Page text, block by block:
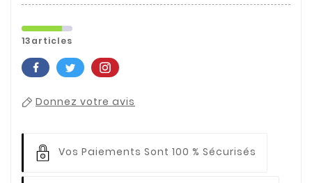
13articles
Donnez votre avis
Vos Paiements Sont 100 % Sécurisés